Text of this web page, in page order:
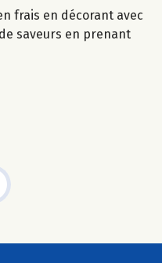
frais en décorant avec
saveurs en prenant